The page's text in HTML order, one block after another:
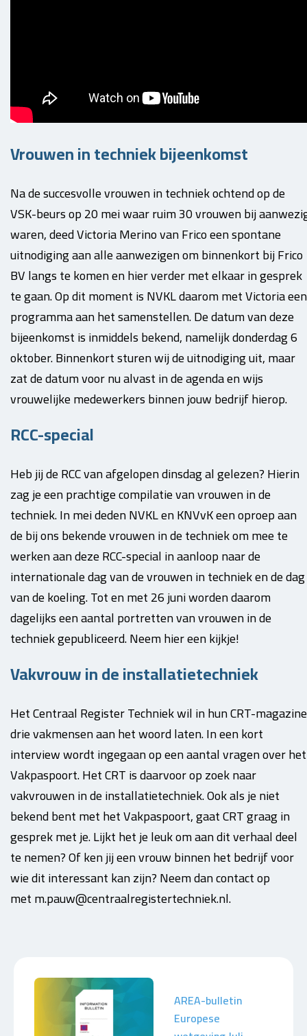
Vrouwen in techniek bijeenkomst
Na de succesvolle vrouwen in techniek ochtend op de
VSK-beurs op 20 mei waar ruim 30 vrouwen bij
waren, deed Victoria Merino van Frico een spontane
uitnodiging aan alle aanwezigen om binnenkort bij Frico
BV langs te komen en hier verder met elkaar in gesprek
te gaan. Op dit moment is NVKL daarom met Victoria een
programma aan het samenstellen. De datum van deze
bijeenkomst is inmiddels bekend, namelijk donderdag 6
oktober. Binnenkort sturen wij de uitnodiging uit, maar
zat de datum voor nu alvast in de agenda en wijs
vrouwelijke medewerkers binnen jouw bedrijf hierop.
RCC-special
Heb jij de RCC van afgelopen dinsdag al gelezen? Hierin
zag je een prachtige compilatie van vrouwen in de
techniek. In mei deden NVKL en KNVvK een oproep aan
de bij ons bekende vrouwen in de techniek om mee te
werken aan deze RCC-special in aanloop naar de
internationale dag van de vrouwen in techniek en de dag
van de koeling. Tot en met 26 juni worden daarom
dagelijks een aantal portretten van vrouwen in de
techniek gepubliceerd. Neem hier een kijkje!
Vakvrouw in de installatietechniek
Het Centraal Register Techniek wil in hun CRT-magazine
drie vakmensen aan het woord laten. In een kort
interview wordt ingegaan op een aantal vragen over het
Vakpaspoort. Het CRT is daarvoor op zoek naar
vakvrouwen in de installatietechniek. Ook als je niet
bekend bent met het Vakpaspoort, gaat CRT graag in
gesprek met je. Lijkt het je leuk om aan dit verhaal deel
te nemen? Of ken jij een vrouw binnen het bedrijf voor
wie dit interessant kan zijn? Neem dan contact op
met m.pauw@centraalregistertechniek.nl.
AREA-bulletin
Europese